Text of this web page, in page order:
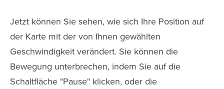
Jetzt können Sie sehen, wie sich Ihre Position auf
der Karte mit der von Ihnen gewählten
Geschwindigkeit verändert. Sie können die
Bewegung unterbrechen, indem Sie auf die
Schaltfläche "Pause" klicken, oder die